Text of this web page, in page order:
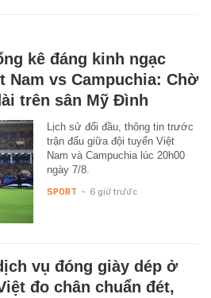
kê đáng kinh ngạc
vs Campuchia: Chờ
trên sân Mỹ Đình
Lịch sử đối đầu, thông tin trước
trận đấu giữa đội tuyển Việt
Nam và Campuchia lúc 20h00
ngày 7/8.
SPORT - 6 giờ trước
vụ đóng giày dép ở
đo chân chuẩn đét,